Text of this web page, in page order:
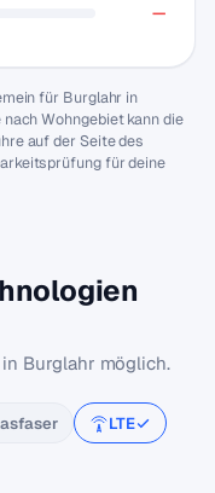
—
für Burglahr in
Wohngebiet kann die
auf der Seite des
für deine
Burglahr möglich.
LTE